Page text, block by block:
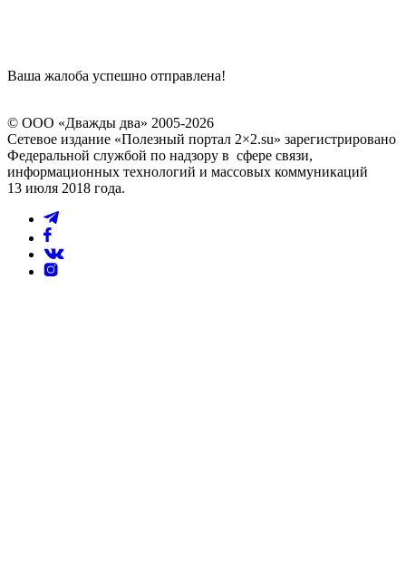
Ваша жалоба успешно отправлена!
© ООО «Дважды два» 2005-2026
Сетевое издание «Полезный портал 2×2.su» зарегистрировано
Федеральной службой по надзору в сфере связи,
информационных технологий и массовых коммуникаций
13 июля 2018 года.